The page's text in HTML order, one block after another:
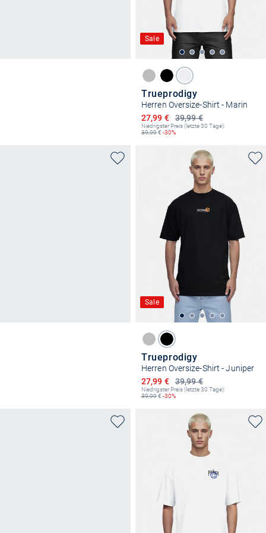
Sale
Trueprodigy
Herren Oversize-Shirt - Marin
39,99 €
Ermäßigter Preis
27,99 €
Niedrigster Preis (letzte 30 Tage):
39,99€ -30%
Sale
Trueprodigy
Herren Oversize-Shirt - Juniper
39,99 €
Ermäßigter Preis
27,99 €
Niedrigster Preis (letzte 30 Tage):
39,99€ -30%